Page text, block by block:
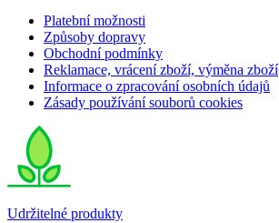
Platební možnosti
Způsoby dopravy
Obchodní podmínky
Reklamace, vrácení zboží, výměna zboží
Informace o zpracování osobních údajů
Zásady používání souborů cookies
Udržitelné produkty